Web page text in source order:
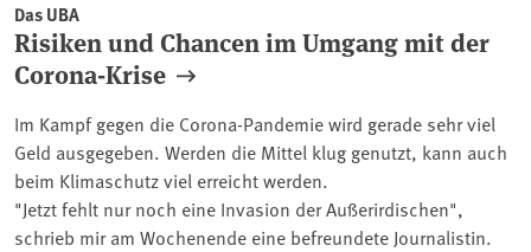
Das UBA
Risiken und Chancen im Umgang mit der
Corona-Krise
Im Kampf gegen die Corona-Pandemie wird gerade sehr viel
Geld ausgegeben. Werden die Mittel klug genutzt, kann auch
beim Klimaschutz viel erreicht werden.
"Jetzt fehlt nur noch eine Invasion der Außerirdischen",
schrieb mir am Wochenende eine befreundete Journalistin.